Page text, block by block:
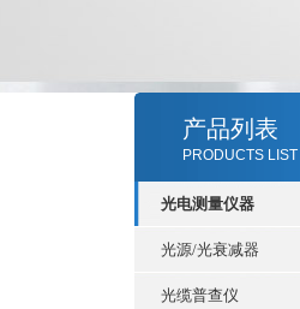
产品列表
PRODUCTS LIST
光电测量仪器
光源/光衰减器
光缆普查仪